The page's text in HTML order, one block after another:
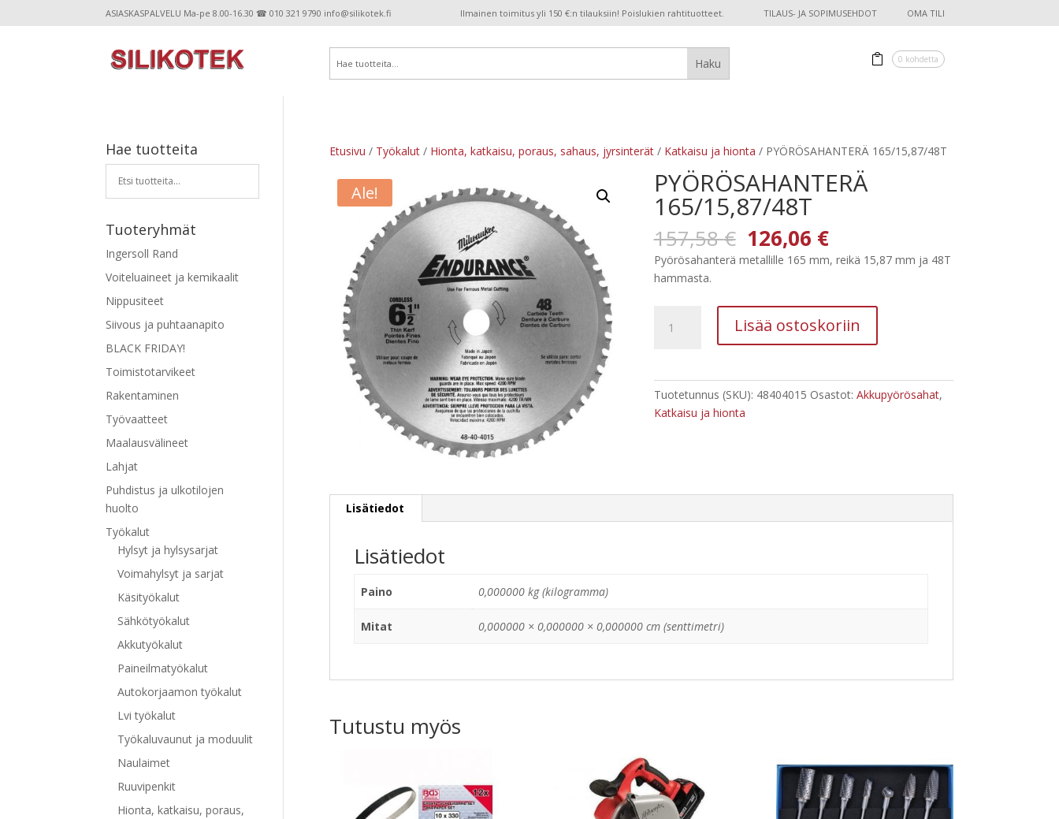
ASIASKASPALVELU Ma-pe 8.00-16.30 ☎ 010 321 9790 info@silikotek.fi Ilmainen toimitus yli 150 €:n tilauksiin! Poislukien rahtituotteet. TILAUS- JA SOPIMUSEHDOT OMA TILI
0 kohdetta
Etusivu / Työkalut/ Hionta, katkaisu, poraus, sahaus, jyrsinterät/ Katkaisu ja hionta / PYÖRÖSAHANTERÄ 165/15,87/48T
Ale! PYÖRÖSAHANTERÄ
165/15,87/48T
157,58€ Alkuperäinen
hinta
oli:
126,06 €Nykyinen
hinta
on:
Pyörösahanterä metallille 165 mm, reikä 15,87 mm ja 48T
hammasta.
165/15,87/48T
Lisää ostoskoriin
Tuotetunnus (SKU): 48404015 Osastot: Akkupyörösahat,
Katkaisu ja hionta
Lisätiedot
Lisätiedot
Paino 0,000000 kg (kilogramma)
Mitat 0,000000 × 0,000000 × 0,000000 cm (senttimetri)
Tutustu myös
Hae tuotteita
Tuoteryhmät
Ingersoll Rand
Voiteluaineet ja kemikaalit
Nippusiteet
Siivous ja puhtaanapito
BLACK FRIDAY!
Toimistotarvikeet
Rakentaminen
Työvaatteet
Maalausvälineet
Lahjat
Puhdistus ja ulkotilojen
huolto
Työkalut
Hylsyt ja hylsysarjat
Voimahylsyt ja sarjat
Käsityökalut
Sähkötyökalut
Akkutyökalut
Paineilmatyökalut
Autokorjaamon työkalut
Lvi työkalut
Työkaluvaunut ja moduulit
Naulaimet
Ruuvipenkit
Hionta, katkaisu, poraus,